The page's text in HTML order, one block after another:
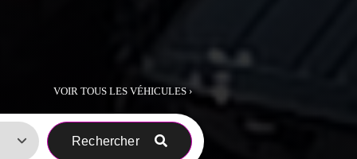
VOIR TOUS LES VÉHICULES ›
Rechercher